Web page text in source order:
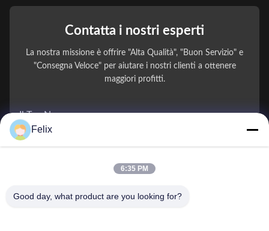
Contatta i nostri esperti
La nostra missione è offrire "Alta Qualità", "Buon Servizio" e
"Consegna Veloce" per aiutare i nostri clienti a ottenere
maggiori profitti.
Il Tuo Nome
Numero di telefono
E-mail*
Felix
6:35 PM
Good day, what product are you looking for?